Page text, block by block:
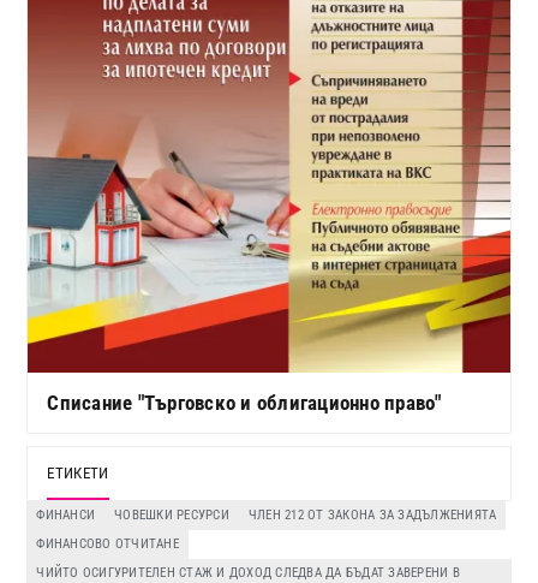
Списание "Търговско и облигационно право"
ЕТИКЕТИ
ФИНАНСИ ЧОВЕШКИ РЕСУРСИ
ЧЛЕН 212 ОТ ЗАКОНА ЗА ЗАДЪЛЖЕНИЯТА
ФИНАНСОВО ОТЧИТАНЕ
ЧИЙТО ОСИГУРИТЕЛЕН СТАЖ И ДОХОД СЛЕДВА ДА БЪДАТ ЗАВЕРЕНИ В